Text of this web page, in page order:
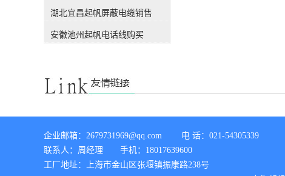
也就是大家用千分尺测量出的
者来讲，某标称截面的导体截
要求，即直流电阻是否满足标
准要求。当今随着导体材料生
已经得到普遍应用，铜导体材
料电阻率足以保证用小于标称
直径铜丝能满足对应规格直流
电阻的要求。 综上所述：目前
准，由国家质量监督检验检疫
总局设立，委托国家认监委管
理的**认证机构。CQC是中国
经验，各项业务均成果卓著，
认证客户数量居全国认证机构
过简单的介绍，我们相信CQC
的。下面进入主题，看看这份
报告都解释了哪些内容。 电缆
导体的【标称】截面积标称截
湖北宜昌起帆屏蔽电缆销售
安徽池州起帆电话线购买
企业邮箱：2679731969@qq.com        电 话：021-54305339
联系人：周经理       手机：18017639600
工厂地址：上海市金山区张堰镇振康路238号